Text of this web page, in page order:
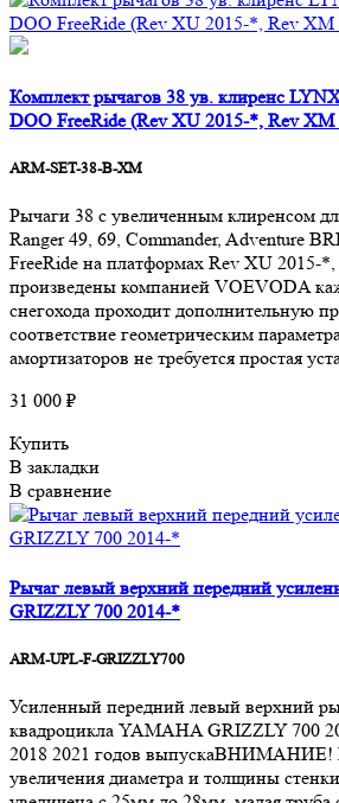
Комплект рычагов 38 ув. клиренс
DOO FreeRide (Rev XU 2015-*, Rev XM
ARM-SET-38-B-XM
Pычаги 38 с увеличенным клиренсом
Ranger 49, 69, Commander, Adventure
FreeRide на платформах Rev XU 2015-
произведены компанией VOEVODA
снегохода проходит дополнительную
соответствие геометрическим
амортизаторов не требуется простая
31 000 ₽
Купить
В закладки
В сравнение
Рычаг левый верхний передний
GRIZZLY 700 2014-*
ARM-UPL-F-GRIZZLY700
Усиленный передний левый верхний
квадроцикла YAMAHA GRIZZLY 700
2018 2021 годов выпускаВНИМАНИЕ!
увеличения диаметра и толщины